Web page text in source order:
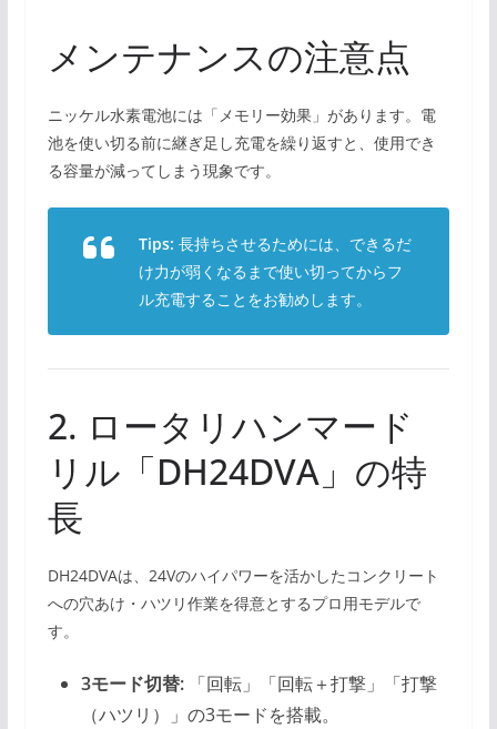
メンテナンスの注意点
ニッケル水素電池には「メモリー効果」があります。電
池を使い切る前に継ぎ足し充電を繰り返すと、使用でき
る容量が減ってしまう現象です。
Tips: 長持ちさせるためには、できるだ
け力が弱くなるまで使い切ってからフ
ル充電することをお勧めします。
2. ロータリハンマード
リル「DH24DVA」の特
長
DH24DVAは、24Vのハイパワーを活かしたコンクリート
への穴あけ・ハツリ作業を得意とするプロ用モデルで
す。
3モード切替:「回転」「回転＋打撃」「打撃
（ハツリ）」の3モードを搭載。